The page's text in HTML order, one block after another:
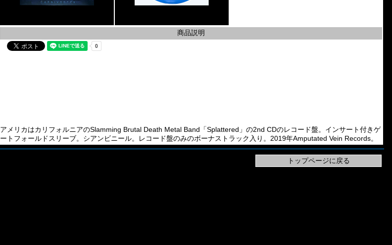
商品説明
アメリカはカリフォルニアのSlamming Brutal Death Metal Band「Splattered」の2nd CDのレコード盤。インサート付きゲ
ートフォールドスリーブ。シアンビニール。レコード盤のみのボーナストラック入り。2019年Amputated Vein Records。